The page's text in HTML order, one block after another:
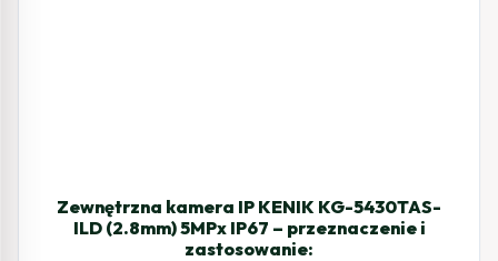
Zewnętrzna kamera IP KENIK KG-5430TAS-
ILD (2.8mm) 5MPx IP67 – przeznaczenie i
zastosowanie: